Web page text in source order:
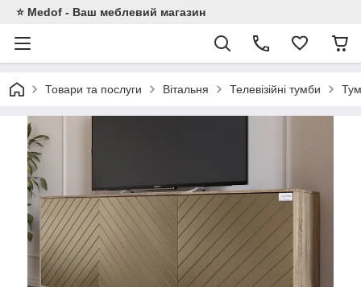
⭐ Medof - Ваш меблевий магазин
Товари та послуги Вітальня Телевізійні тумби